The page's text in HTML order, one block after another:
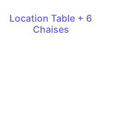
Location Table + 6
Chaises